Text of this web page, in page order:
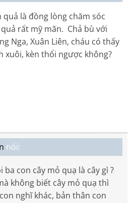
quả là đồng lòng chăm sóc
rất mỹ mãn. Chả bù với
Nga, Xuân Liên, cháu có thấy
xuôi, kèn thổi ngược không?
nói:
ba con cây mỏ quạ là cây gì ?
không biết cây mỏ quạ thì
nghĩ khác, bản thân con